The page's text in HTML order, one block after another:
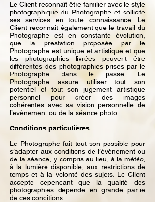
Le Client reconnaît être familier avec le style
photographique du Photographe et sollicite
ses services en toute connaissance. Le
Client reconnaît également que le travail du
Photographe est en constante évolution,
que la prestation proposée par le
Photographe est unique et artistique et que
les photographies livrées peuvent être
différentes des photographies prises par le
Photographe dans le passé. Le
Photographe assure utiliser tout son
potentiel et tout son jugement artistique
personnel pour créer des images
cohérentes avec sa vision personnelle de
l’évènement ou de la séance photo.
Conditions particulières
Le Photographe fait tout son possible pour
s’adapter aux conditions de l’évènement ou
de la séance, y compris au lieu, à la météo,
à la lumière disponible, aux restrictions de
temps et à la volonté des sujets. Le Client
accepte cependant que la qualité des
photographies dépende en grande partie
de ces conditions.